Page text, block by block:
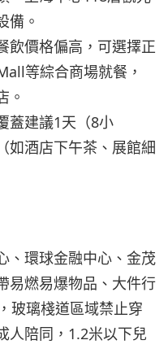
備。
飲價格偏高，可選擇正
等綜合商場就餐，
。
蓋建議1天（8小
如酒店下午茶、展館細
、環球金融中心、金茂
易燃易爆物品、大件行
玻璃棧道區域禁止穿
人陪同，1.2米以下兒